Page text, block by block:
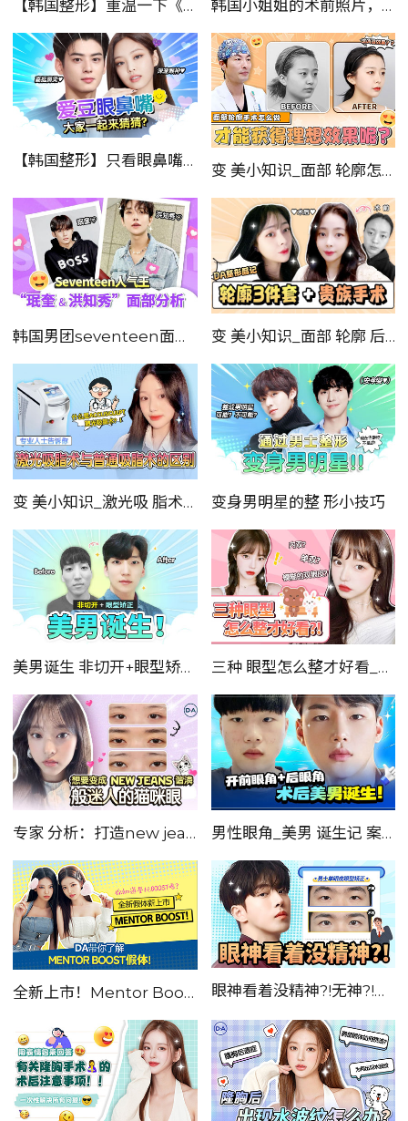
【韩国整形】重温一下《顶楼》童星们的演技！ 韩国小姐姐的术前照片，能让你大吃一惊！
【韩国整形】只看眼鼻嘴，你能猜到自家爱豆吗？(内藏BTS)
变 美小知识_面部 轮廓怎么做_才能获得 理想效 果 分享_案例
韩国男团seventeen面部 分析 变 美小知识_面部 轮廓 后记 分享_案例
变 美小知识_激光吸 脂术与普通 吸 脂术的区别_分享 变身男明星的整 形小技巧
美男诞生 非切开+眼型矫正 案例 分享 大公开 三种 眼型怎么整才好看_案例_分析
专家 分析：打造new jeans谐潾 迷人 猫咪眼 男性眼角_美男 诞生记 案例_分享_大公开
全新上市！Mentor Boost!!! DA带你了解全新假体！！ 眼神看着没精神?!无神?!——男士单眼皮眼型矫正，让颜值提高一个度！！